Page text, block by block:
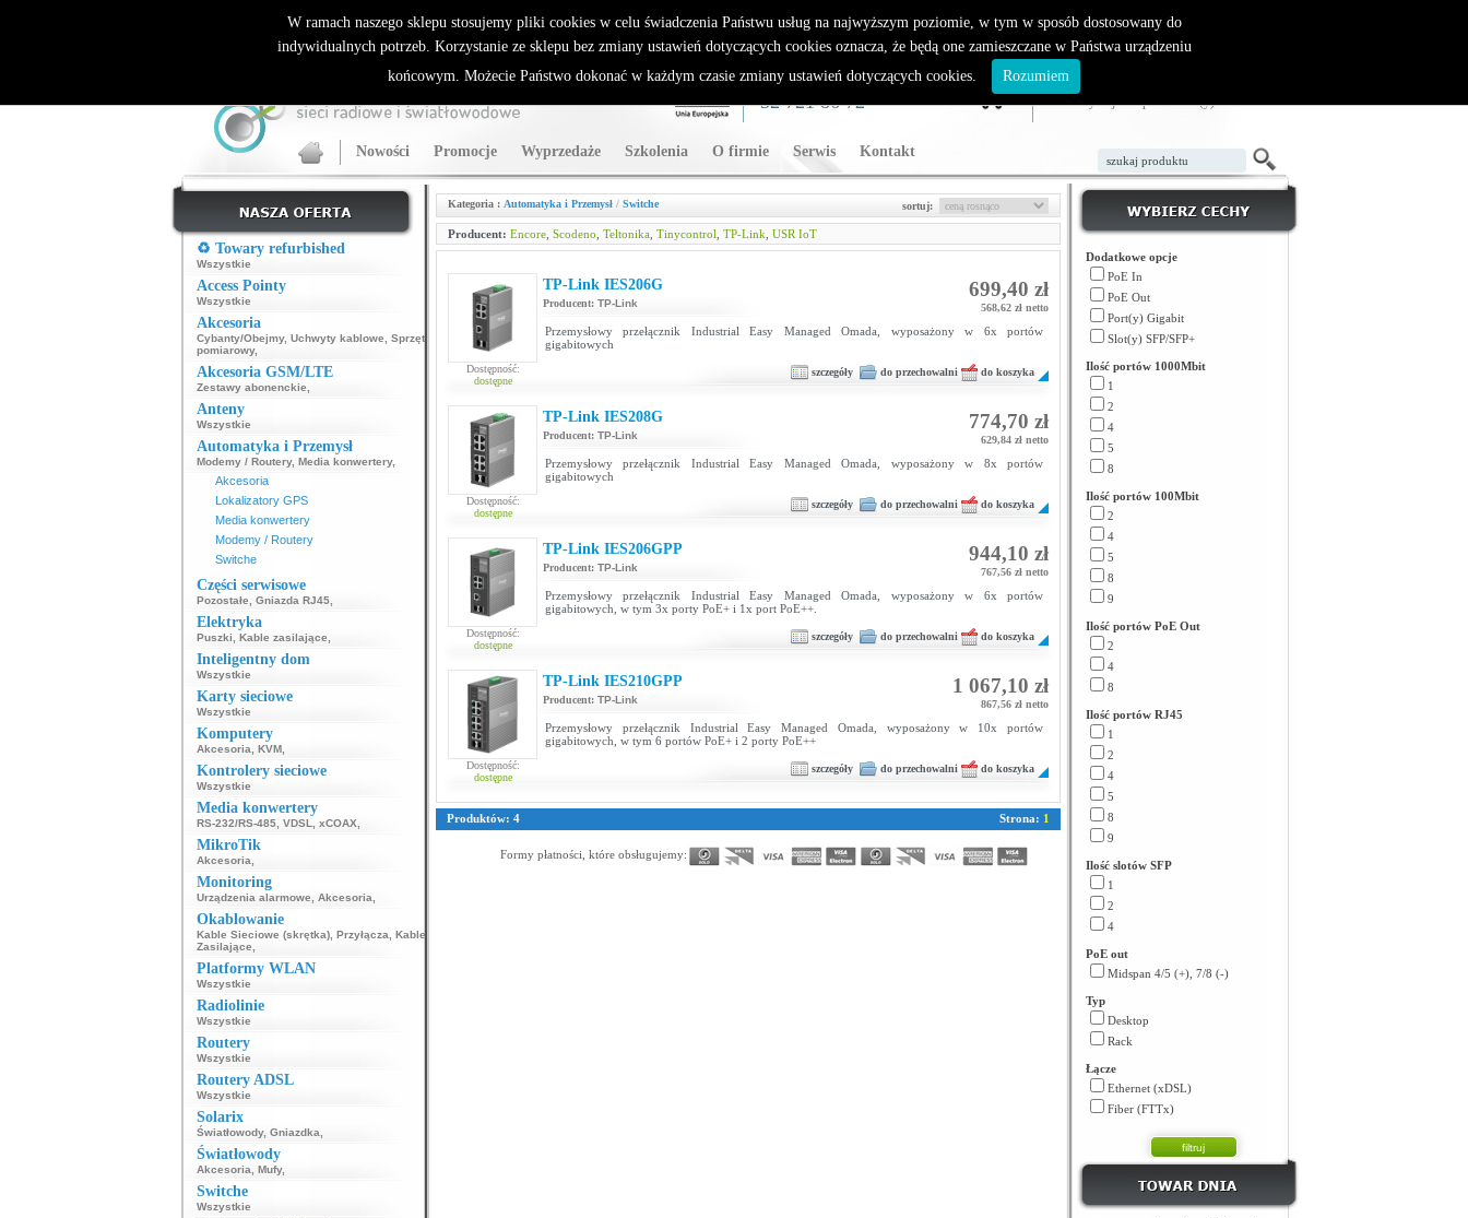
ALLNET.PL Sieci bezprzewodowe - generalny dystrybutor Sparklan
Nowości Promocje Wyprzedaże Szkolenia O firmie Serwis Kontakt
WSPARCIE TECHNICZNE
32 721 86 72
TWÓJ KOSZYK
W koszyku jest 0 produktów(y)
ZAŁÓŻ KONTO LOGOWANIE
♻️ Towary refurbished
Wszystkie
Access Pointy
Wszystkie
Akcesoria
Cybanty/Obejmy, Uchwyty kablowe
Sprzęt
pomiarowy,
Akcesoria GSM/LTE
Zestawy abonenckie
Anteny
Wszystkie
Automatyka i Przemysł
Modemy / Routery, Media konwertery,
Akcesoria
Lokalizatory GPS
Media konwertery
Modemy / Routery
Switche
Części serwisowe
Pozostałe Gniazda RJ45,
Elektryka
Puszki Kable zasilające
Inteligentny dom
Wszystkie
Karty sieciowe
Wszystkie
Komputery
Akcesoria KVM,
Kontrolery sieciowe
Wszystkie
Media konwertery
RS-232/RS-485, VDSL xCOAX
MikroTik
Akcesoria
Monitoring
Urządzenia alarmowe Akcesoria
Okablowanie
Kable Sieciowe (skrętka), Przyłącza
Kable
Zasilające
Platformy WLAN
Wszystkie
Radiolinie
Wszystkie
Routery
Wszystkie
Routery ADSL
Wszystkie
Solarix
Światłowody, Gniazdka
Światłowody
Akcesoria Mufy,
Switche
Wszystkie
Kategoria : Automatyka i Przemysł / Switche sortuj:
Producent: Encore Scodeno Teltonika Tinycontrol TP-Link USR IoT
Dostępność:
dostępne
TP-Link IES206G
Producent: TP-Link
699,40 zł
568,62 zł netto
Przemysłowy przełącznik Industrial Easy Managed Omada, wyposażony w 6x portów
gigabitowych
szczegóły do przechowalni do koszyka
Dostępność:
dostępne
TP-Link IES208G
Producent: TP-Link
774,70 zł
629,84 zł netto
Przemysłowy przełącznik Industrial Easy Managed Omada, wyposażony w 8x portów
gigabitowych
szczegóły do przechowalni do koszyka
Dostępność:
dostępne
TP-Link IES206GPP
Producent: TP-Link
944,10 zł
767,56 zł netto
Przemysłowy przełącznik Industrial Easy Managed Omada, wyposażony w 6x portów
gigabitowych, w tym 3x porty PoE+ i 1x port PoE++.
szczegóły do przechowalni do koszyka
Dostępność:
dostępne
TP-Link IES210GPP
Producent: TP-Link
1 067,10 zł
867,56 zł netto
Przemysłowy przełącznik Industrial Easy Managed Omada, wyposażony w 10x portów
gigabitowych, w tym 6 portów PoE+ i 2 porty PoE++
szczegóły do przechowalni do koszyka
Produktów: 4 Strona: 1
Formy płatności, które obsługujemy:
Dodatkowe opcje
PoE In
PoE Out
Port(y) Gigabit
Slot(y) SFP/SFP+
Ilość portów 1000Mbit
1
2
4
5
8
Ilość portów 100Mbit
2
4
5
8
9
Ilość portów PoE Out
2
4
8
Ilość portów RJ45
1
2
4
5
8
9
Ilość slotów SFP
1
2
4
PoE out
Midspan 4/5 (+), 7/8 (-)
Typ
Desktop
Rack
Łącze
Ethernet (xDSL)
Fiber (FTTx)
W ramach naszego sklepu stosujemy pliki cookies w celu świadczenia Państwu usług na najwyższym poziomie, w tym w sposób dostosowany do
indywidualnych potrzeb. Korzystanie ze sklepu bez zmiany ustawień dotyczących cookies oznacza, że będą one zamieszczane w Państwa urządzeniu
końcowym. Możecie Państwo dokonać w każdym czasie zmiany ustawień dotyczących cookies.
Rozumiem